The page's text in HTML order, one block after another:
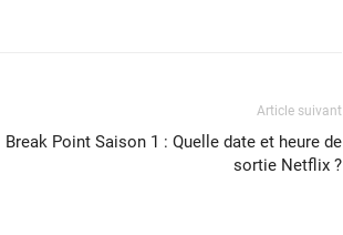
Article suivant
Break Point Saison 1 : Quelle date et heure de
sortie Netflix ?